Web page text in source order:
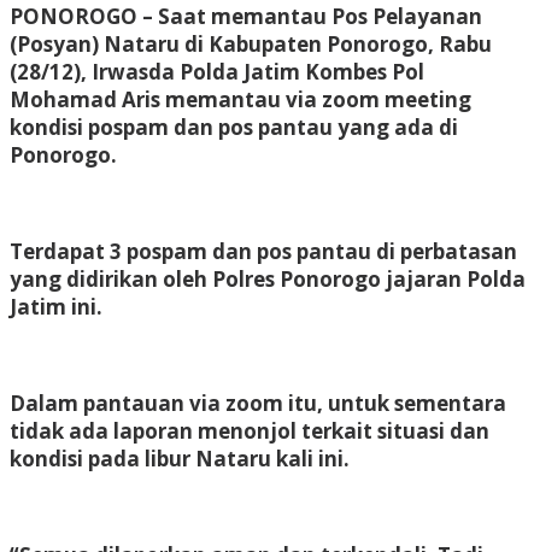
PONOROGO – Saat memantau Pos Pelayanan
(Posyan) Nataru di Kabupaten Ponorogo, Rabu
(28/12), Irwasda Polda Jatim Kombes Pol
Mohamad Aris memantau via zoom meeting
kondisi pospam dan pos pantau yang ada di
Ponorogo.
Terdapat 3 pospam dan pos pantau di perbatasan
yang didirikan oleh Polres Ponorogo jajaran Polda
Jatim ini.
Dalam pantauan via zoom itu, untuk sementara
tidak ada laporan menonjol terkait situasi dan
kondisi pada libur Nataru kali ini.